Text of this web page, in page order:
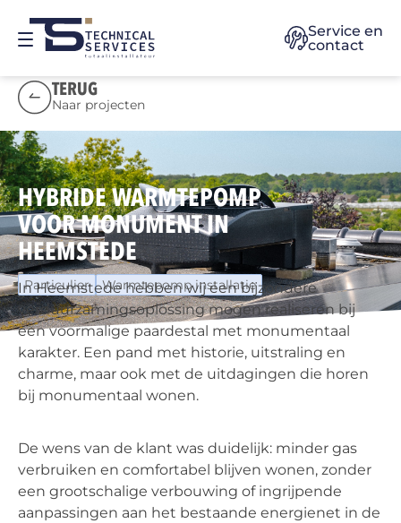
Service en
contact
TERUG
Naar projecten
HYBRIDE WARMTEPOMP
VOOR MONUMENT IN
HEEMSTEDE
Particulier Warmtepomp installatie
In Heemstede hebben wij een bijzondere
verduurzamingsoplossing mogen realiseren bij
een voormalige paardestal met monumentaal
karakter. Een pand met historie, uitstraling en
charme, maar ook met de uitdagingen die horen
bij monumentaal wonen.
De wens van de klant was duidelijk: minder gas
verbruiken en comfortabel blijven wonen, zonder
een grootschalige verbouwing of ingrijpende
aanpassingen aan het bestaande energienet in de